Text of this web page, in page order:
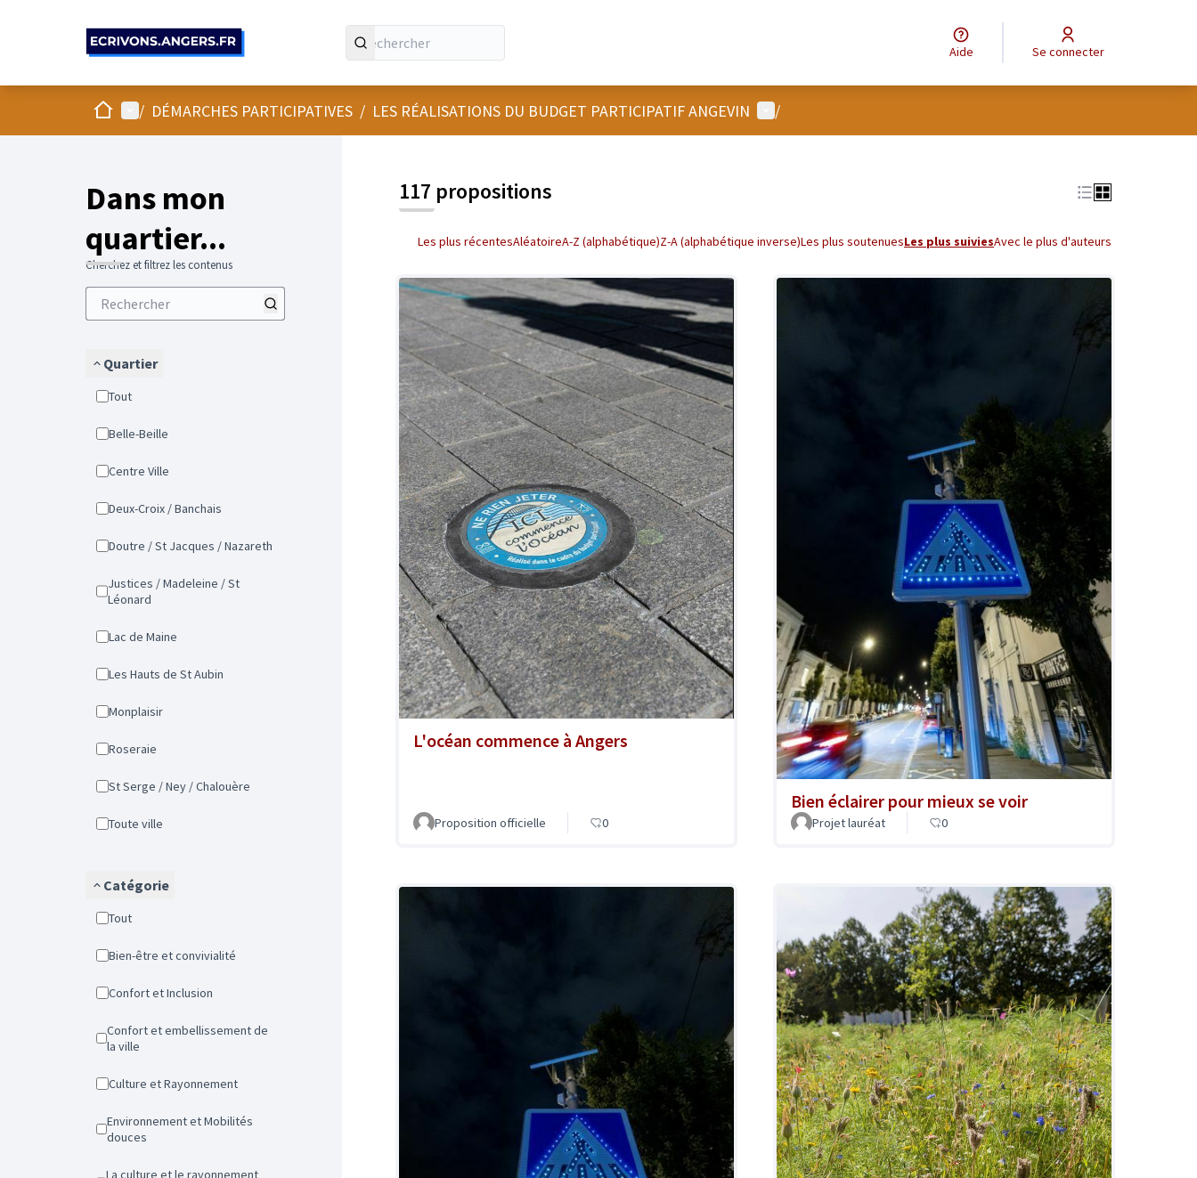
Aide Se connecter
AccueilMenu principal
/ DÉMARCHES PARTICIPATIVES / LES RÉALISATIONS DU BUDGET PARTICIPATIF ANGEVIN Menu utilisateur
/
Dans mon
quartier...
Cherchez et filtrez les contenus
Quartier
Tout
Belle-Beille
Centre Ville
Deux-Croix / Banchais
Doutre / St Jacques / Nazareth
Justices / Madeleine / St
Léonard
Lac de Maine
Les Hauts de St Aubin
Monplaisir
Roseraie
St Serge / Ney / Chalouère
Toute ville
Catégorie
Tout
Bien-être et convivialité
Confort et Inclusion
Confort et embellissement de
la ville
Culture et Rayonnement
Environnement et Mobilités
douces
La culture et le rayonnement
117 propositions
Les plus récentesAléatoireA-Z (alphabétique)Z-A (alphabétique inverse)Les plus soutenuesLes plus suiviesAvec le plus d'auteurs
L'océan commence à Angers
Proposition officielle 0
Bien éclairer pour mieux se voir
Projet lauréat 0